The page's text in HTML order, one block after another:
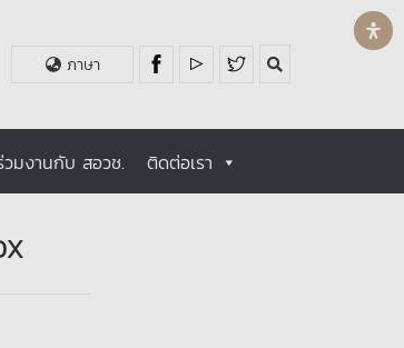
ภาษา
วมงานกับ สอวช. ติดต่อเรา